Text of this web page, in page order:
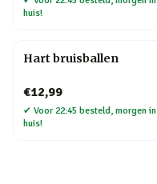
huis!
Hart bruisballen
€12,99
✔ Voor 22:45 besteld, morgen in
huis!